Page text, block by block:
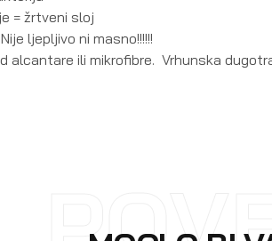
= žrtveni sloj
ljepljivo ni masno!!!!!!
alcantare ili mikrofibre. Vrhunska